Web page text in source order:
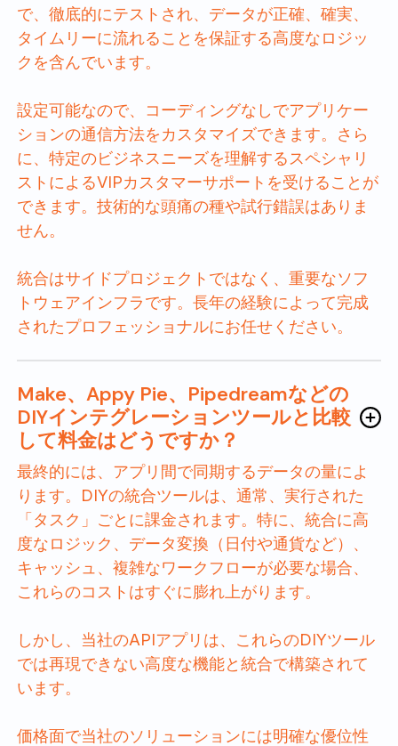
で、徹底的にテストされ、データが正確、確実、
タイムリーに流れることを保証する高度なロジッ
クを含んでいます。
設定可能なので、コーディングなしでアプリケー
ションの通信方法をカスタマイズできます。さら
に、特定のビジネスニーズを理解するスペシャリ
ストによるVIPカスタマーサポートを受けることが
できます。技術的な頭痛の種や試行錯誤はありま
せん。
統合はサイドプロジェクトではなく、重要なソフ
トウェアインフラです。長年の経験によって完成
されたプロフェッショナルにお任せください。
Make、Appy Pie、Pipedreamなどの
DIYインテグレーションツールと比較
して料金はどうですか？
最終的には、アプリ間で同期するデータの量によ
ります。DIYの統合ツールは、通常、実行された
「タスク」ごとに課金されます。特に、統合に高
度なロジック、データ変換（日付や通貨など）、
キャッシュ、複雑なワークフローが必要な場合、
これらのコストはすぐに膨れ上がります。
しかし、当社のAPIアプリは、これらのDIYツール
では再現できない高度な機能と統合で構築されて
います。
価格面で当社のソリューションには明確な優位性